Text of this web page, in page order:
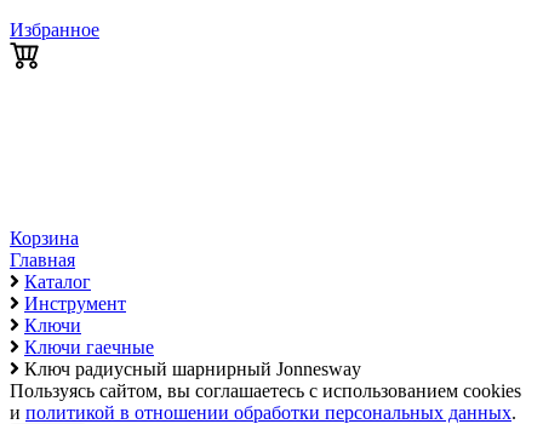
Избранное
Корзина
Главная
Каталог
Инструмент
Ключи
Ключи гаечные
Ключ радиусный шарнирный Jonnesway
Пользуясь сайтом, вы соглашаетесь с использованием cookies
и политикой в отношении обработки персональных данных.